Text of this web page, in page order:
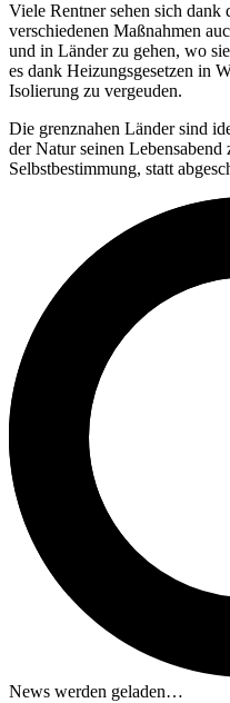
Viele Rentner sehen sich dank
verschiedenen Maßnahmen
und in Länder zu gehen, wo
es dank Heizungsgesetzen in
Isolierung zu vergeuden.
Die grenznahen Länder sind
der Natur seinen
Selbstbestimmung, statt
News werden geladen…